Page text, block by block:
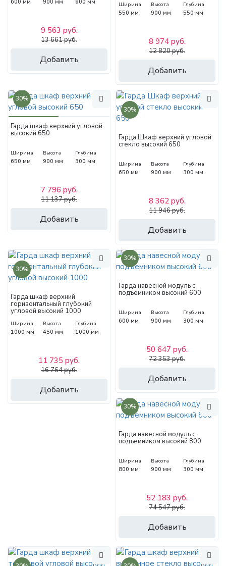
600 мм 900 мм 600 мм
Добавить
9 563 руб.
13 661 руб.
Ширина
550 мм
Высота
900 мм
Глубина
550 мм
Добавить
8 974 руб.
12 820 руб.
30%
Гарда шкаф верхний угловой
высокий 650
Ширина
650 мм
Высота
900 мм
Глубина
300 мм
Добавить
7 796 руб.
11 137 руб.
30%
Гарда Шкаф верхний угловой
стекло высокий 650
Ширина
650 мм
Высота
900 мм
Глубина
300 мм
Добавить
8 362 руб.
11 946 руб.
30%
Гарда шкаф верхний
горизонтальный глубокий
угловой высокий 1000
Ширина
1000 мм
Высота
450 мм
Глубина
1000 мм
Добавить
11 735 руб.
16 764 руб.
30%
Гарда навесной модуль с
подъемником высокий 600
Ширина
600 мм
Высота
900 мм
Глубина
300 мм
Добавить
50 647 руб.
72 353 руб.
30%
Гарда навесной модуль с
подъемником высокий 800
Ширина
800 мм
Высота
900 мм
Глубина
300 мм
Добавить
52 183 руб.
74 547 руб.